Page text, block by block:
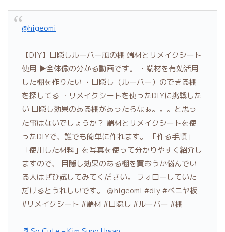
@higeomi
【DIY】目隠しルーバー風の棚 端材とリメイクシート
使用 ▶全体像の分かる動画です。 ・端材を有効活用
した棚を作りたい ・目隠し（ルーバー）のできる棚
を探してる ・リメイクシートを使ったDIYに挑戦した
い 目隠し効果のある棚があったらなぁ。。。と思っ
た事はないでしょうか？ 端材とリメイクシートを使
ったDIYで、誰でも簡単に作れます。 「作る手順」
「使用した材料」を写真を使って分かりやすく紹介し
ますので、 目隠し効果のある棚を買おうか悩んでい
る人はぜひ試してみてください。 フォローしていた
だけるとうれしいです。 ＠higeomi #diy #ベニヤ板
#リメイクシート #端材 #目隠し #ルーバー #棚